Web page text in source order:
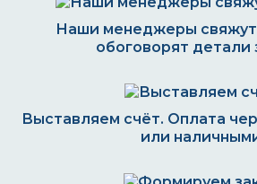
Наши менеджеры
обоговорят детали
Выставляем счёт. Оплата
или